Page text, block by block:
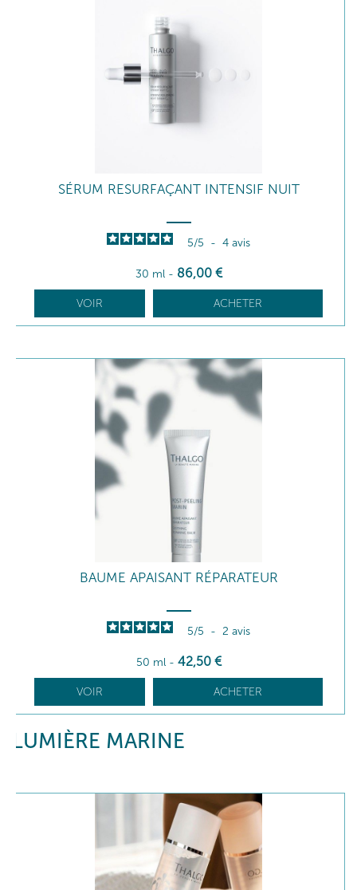
SÉRUM RESURFAÇANT INTENSIF NUIT
5/5 - 4 avis
30 ml - 86,00 €
VOIR ACHETER
BAUME APAISANT RÉPARATEUR
5/5 - 2 avis
50 ml - 42,50 €
VOIR ACHETER
LUMIÈRE MARINE